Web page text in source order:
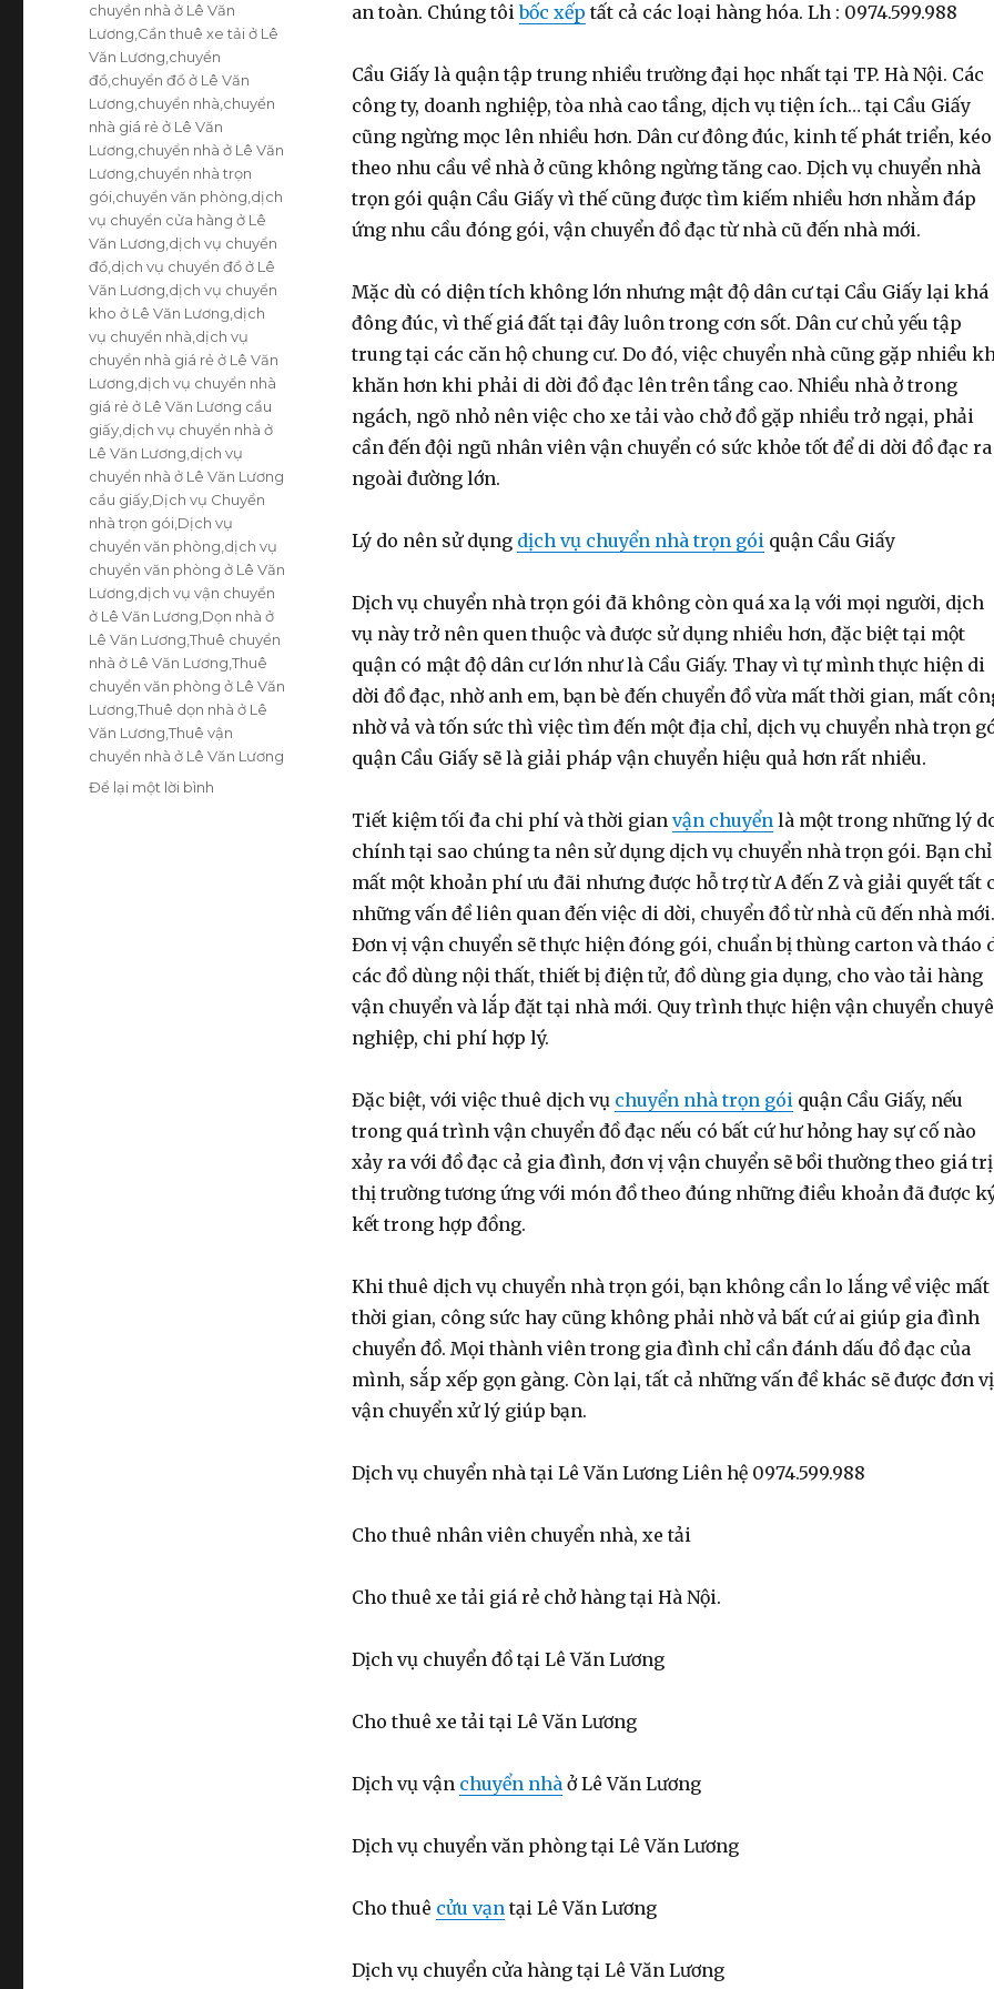
an toàn. Chúng tôibốc xếp tất cả các loại hàng hóa. Lh : 0974.599.988
Cầu Giấy là quận tập trung nhiều trường đại học nhất tại TP. Hà Nội. Các
công ty, doanh nghiệp, tòa nhà cao tầng, dịch vụ tiện ích… tại Cầu Giấy
cũng ngừng mọc lên nhiều hơn. Dân cư đông đúc, kinh tế phát triển, kéo
theo nhu cầu về nhà ở cũng không ngừng tăng cao. Dịch vụ chuyển nhà
trọn gói quận Cầu Giấy vì thế cũng được tìm kiếm nhiều hơn nhằm đáp
ứng nhu cầu đóng gói, vận chuyển đồ đạc từ nhà cũ đến nhà mới.
Mặc dù có diện tích không lớn nhưng mật độ dân cư tại Cầu Giấy lại khá
đông đúc, vì thế giá đất tại đây luôn trong cơn sốt. Dân cư chủ yếu tập
trung tại các căn hộ chung cư. Do đó, việc chuyển nhà cũng gặp nhiều
khăn hơn khi phải di dời đồ đạc lên trên tầng cao. Nhiều nhà ở trong
ngách, ngõ nhỏ nên việc cho xe tải vào chở đồ gặp nhiều trở ngại, phải
cần đến đội ngũ nhân viên vận chuyển có sức khỏe tốt để di dời đồ đạc ra
ngoài đường lớn.
Lý do nên sử dụng dịch vụ chuyển nhà trọn gói quận Cầu Giấy
Dịch vụ chuyển nhà trọn gói đã không còn quá xa lạ với mọi người, dịch
vụ này trở nên quen thuộc và được sử dụng nhiều hơn, đặc biệt tại một
quận có mật độ dân cư lớn như là Cầu Giấy. Thay vì tự mình thực hiện di
dời đồ đạc, nhờ anh em, bạn bè đến chuyển đồ vừa mất thời gian, mất
nhờ vả và tốn sức thì việc tìm đến một địa chỉ, dịch vụ chuyển nhà trọn
quận Cầu Giấy sẽ là giải pháp vận chuyển hiệu quả hơn rất nhiều.
Tiết kiệm tối đa chi phí và thời gian vận chuyển là một trong những lý
chính tại sao chúng ta nên sử dụng dịch vụ chuyển nhà trọn gói. Bạn chỉ
mất một khoản phí ưu đãi nhưng được hỗ trợ từ A đến Z và giải quyết tất
những vấn đề liên quan đến việc di dời, chuyển đồ từ nhà cũ đến nhà mới.
Đơn vị vận chuyển sẽ thực hiện đóng gói, chuẩn bị thùng carton và tháo
các đồ dùng nội thất, thiết bị điện tử, đồ dùng gia dụng, cho vào tải hàng
vận chuyển và lắp đặt tại nhà mới. Quy trình thực hiện vận chuyển
nghiệp, chi phí hợp lý.
Đặc biệt, với việc thuê dịch vụ chuyển nhà trọn gói quận Cầu Giấy, nếu
trong quá trình vận chuyển đồ đạc nếu có bất cứ hư hỏng hay sự cố nào
xảy ra với đồ đạc cả gia đình, đơn vị vận chuyển sẽ bồi thường theo giá trị
thị trường tương ứng với món đồ theo đúng những điều khoản đã được
kết trong hợp đồng.
Khi thuê dịch vụ chuyển nhà trọn gói, bạn không cần lo lắng về việc mất
thời gian, công sức hay cũng không phải nhờ vả bất cứ ai giúp gia đình
chuyển đồ. Mọi thành viên trong gia đình chỉ cần đánh dấu đồ đạc của
mình, sắp xếp gọn gàng. Còn lại, tất cả những vấn đề khác sẽ được đơn vị
vận chuyển xử lý giúp bạn.
Dịch vụ chuyển nhà tại Lê Văn Lương Liên hệ 0974.599.988
Cho thuê nhân viên chuyển nhà, xe tải
Cho thuê xe tải giá rẻ chở hàng tại Hà Nội.
Dịch vụ chuyển đồ tại Lê Văn Lương
Cho thuê xe tải tại Lê Văn Lương
Dịch vụ vận chuyển nhà ở Lê Văn Lương
Dịch vụ chuyển văn phòng tại Lê Văn Lương
Cho thuê cửu vạn tại Lê Văn Lương
Dịch vụ chuyển cửa hàng tại Lê Văn Lương
chuyền nhà ở Lê Văn
Lương Cần thuê xe tải ở Lê
Văn Lương chuyển
đồ chuyển đồ ở Lê Văn
Lương chuyển nhà chuyển
nhà giá rẻ ở Lê Văn
Lương chuyển nhà ở Lê Văn
Lương chuyển nhà trọn
gói chuyển văn phòng dịch
vụ chuyển cửa hàng ở Lê
Văn Lương dịch vụ chuyển
đồ dịch vụ chuyển đồ ở Lê
Văn Lương dịch vụ chuyển
kho ở Lê Văn Lương dịch
vụ chuyển nhà dịch vụ
chuyển nhà giá rẻ ở Lê Văn
Lương dịch vụ chuyển nhà
giá rẻ ở Lê Văn Lương cầu
giấy dịch vụ chuyển nhà ở
Lê Văn Lương dịch vụ
chuyển nhà ở Lê Văn Lương
cầu giấy Dịch vụ Chuyển
nhà trọn gói Dịch vụ
chuyển văn phòng dịch vụ
chuyển văn phòng ở Lê Văn
Lương dịch vụ vận chuyển
ở Lê Văn Lương Dọn nhà ở
Lê Văn Lương ,Thuê chuyển
nhà ở Lê Văn Lương ,Thuê
chuyển văn phòng ở Lê Văn
Lương ,Thuê dọn nhà ở Lê
Văn Lương ,Thuê vận
chuyển nhà ở Lê Văn Lương
Để lại một lời bình